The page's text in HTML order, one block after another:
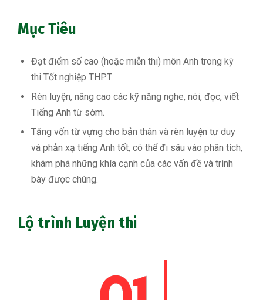
Mục Tiêu
Đạt điểm số cao (hoặc miễn thi) môn Anh trong kỳ
thi Tốt nghiệp THPT.
Rèn luyện, nâng cao các kỹ năng nghe, nói, đọc, viết
Tiếng Anh từ sớm.
Tăng vốn từ vựng cho bản thân và rèn luyện tư duy
và phản xạ tiếng Anh tốt, có thể đi sâu vào phân tích,
khám phá những khía cạnh của các vấn đề và trình
bày được chúng.
Lộ trình Luyện thi